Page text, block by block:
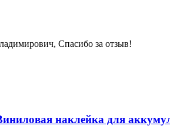
Спасибо за отзыв!
наклейка для